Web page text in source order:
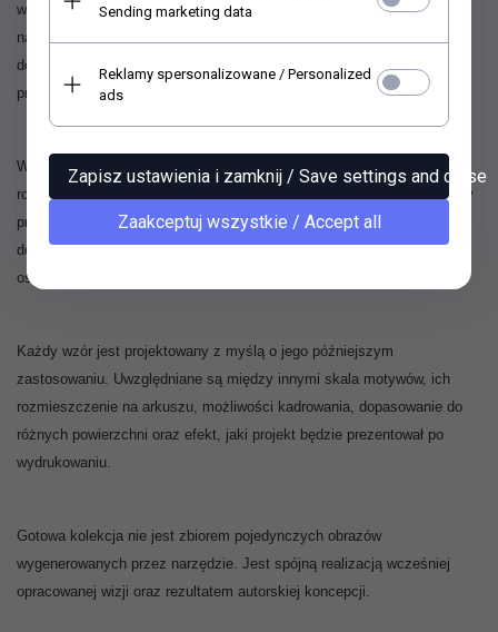
współudziale narzędzi generatywnych AI. Proces projektowy na
następnym etapie obejmuje ich selekcję, budowanie kompozycji,
dopracowanie kolorystyki, obróbkę graficzną, retusz oraz
przygotowanie wzorów do konkretnych formatów i technologii druku.
W swojej pracy Sylwia korzysta z różnych narzędzi cyfrowych, w tym
rozwiązań opartych na sztucznej inteligencji. AI wspiera wybrane etapy
procesu twórczego, ale nie zastępuje autorskiej koncepcji kolekcji,
doświadczenia ani decyzji podejmowanych podczas opracowywania jej
ostatecznej formy.
Każdy wzór jest projektowany z myślą o jego późniejszym
zastosowaniu. Uwzględniane są między innymi skala motywów, ich
rozmieszczenie na arkuszu, możliwości kadrowania, dopasowanie do
różnych powierzchni oraz efekt, jaki projekt będzie prezentował po
wydrukowaniu.
Gotowa kolekcja nie jest zbiorem pojedynczych obrazów
wygenerowanych przez narzędzie. Jest spójną realizacją wcześniej
opracowanej wizji oraz rezultatem autorskiej koncepcji.
Sending marketing data
Reklamy spersonalizowane / Personalized
ads
Zapisz ustawienia i zamknij / Save settings and close
Zaakceptuj wszystkie / Accept all